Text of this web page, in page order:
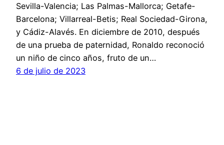
Sevilla-Valencia; Las Palmas-Mallorca; Getafe-
Barcelona; Villarreal-Betis; Real Sociedad-Girona,
y Cádiz-Alavés. En diciembre de 2010, después
de una prueba de paternidad, Ronaldo reconoció
un niño de cinco años, fruto de un…
6 de julio de 2023